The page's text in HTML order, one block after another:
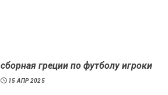
сборная греции по футболу игроки
15 АПР 2025